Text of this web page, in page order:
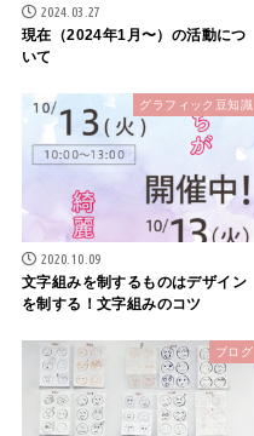
2024.03.27
現在（2024年1月〜）の活動につ
いて
グラフィック豆知識
2020.10.09
文字組みを制するものはデザイン
を制する！文字組みのコツ
ブログ